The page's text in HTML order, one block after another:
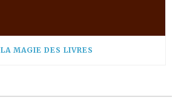
LA MAGIE DES LIVRES